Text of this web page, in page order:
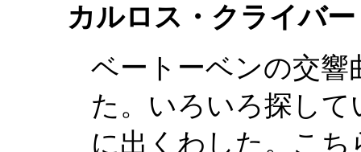
カルロス・クライバー
ベートーベンの交響
た。いろいろ探し
に出くわした。こ